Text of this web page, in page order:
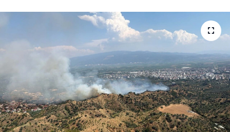
English News
GÜNCEL
KÜLTÜR SANAT
MAGAZİN
POLİTİKA
Haber Arşivi